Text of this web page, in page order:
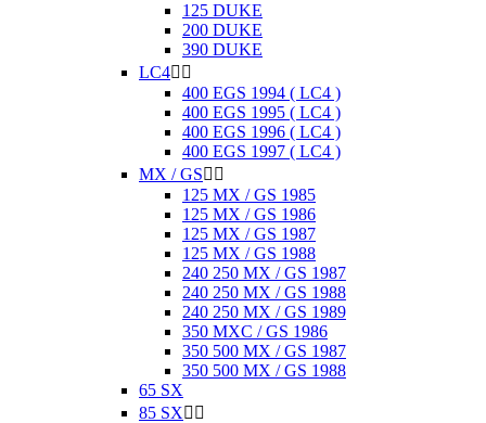
125 DUKE
200 DUKE
390 DUKE
LC4 
400 EGS 1994 ( LC4 )
400 EGS 1995 ( LC4 )
400 EGS 1996 ( LC4 )
400 EGS 1997 ( LC4 )
MX / GS 
125 MX / GS 1985
125 MX / GS 1986
125 MX / GS 1987
125 MX / GS 1988
240 250 MX / GS 1987
240 250 MX / GS 1988
240 250 MX / GS 1989
350 MXC / GS 1986
350 500 MX / GS 1987
350 500 MX / GS 1988
65 SX
85 SX 